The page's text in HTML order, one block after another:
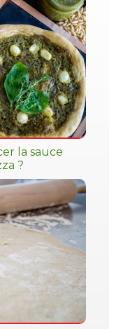
la sauce
?